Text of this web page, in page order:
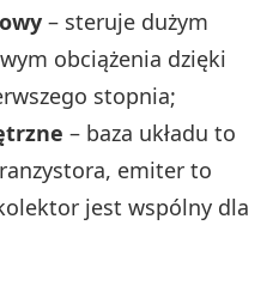
– steruje dużym
obciążenia dzięki
stopnia;
– baza układu to
emiter to
jest wspólny dla